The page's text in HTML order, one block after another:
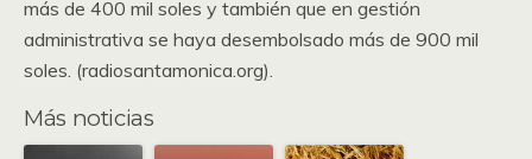
más de 400 mil soles y también que en gestión
administrativa se haya desembolsado más de 900 mil
soles. (radiosantamonica.org).
Más noticias